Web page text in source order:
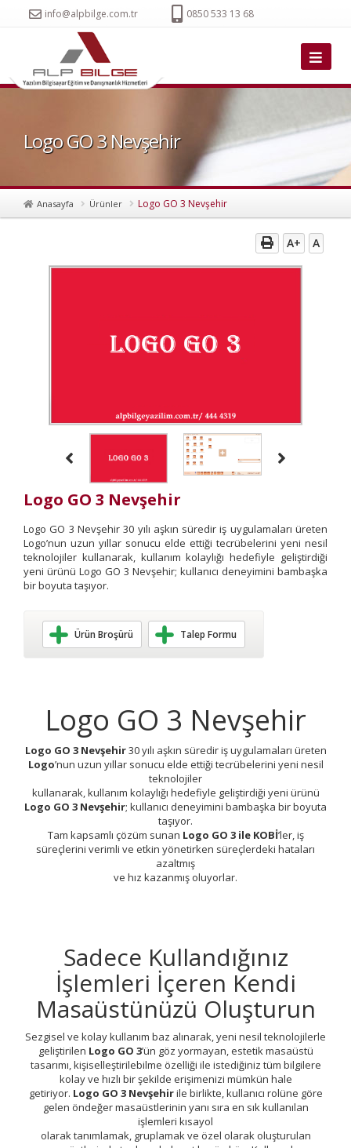
info@alpbilge.com.tr 0850 533 13 68
Logo GO 3 Nevşehir
Anasayfa Ürünler Logo GO 3 Nevşehir
A+ A
Logo GO 3 Nevşehir
Logo GO 3 Nevşehir 30 yılı aşkın süredir iş uygulamaları üreten
Logo’nun uzun yıllar sonucu elde ettiği tecrübelerini yeni nesil
teknolojiler kullanarak, kullanım kolaylığı hedefiyle geliştirdiği
yeni ürünü Logo GO 3 Nevşehir; kullanıcı deneyimini bambaşka
bir boyuta taşıyor.
Ürün Broşürü Talep Formu
Logo GO 3 Nevşehir
Logo GO 3 Nevşehir30 yılı aşkın süredir iş uygulamaları üreten
Logo’nun uzun yıllar sonucu elde ettiği tecrübelerini yeni nesil
teknolojiler
kullanarak, kullanım kolaylığı hedefiyle geliştirdiği yeni ürünü
Logo GO 3 Nevşehir; kullanıcı deneyimini bambaşka bir boyuta
taşıyor.
Tam kapsamlı çözüm sunan Logo GO 3 ile KOBİ’ler, iş
süreçlerini verimli ve etkin yönetirken süreçlerdeki hataları
azaltmış
ve hız kazanmış oluyorlar.
Sadece Kullandığınız
İşlemleri İçeren Kendi
Masaüstünüzü Oluşturun
Sezgisel ve kolay kullanım baz alınarak, yeni nesil teknolojilerle
geliştirilen Logo GO 3’ün göz yormayan, estetik masaüstü
tasarımı, kişiselleştirilebilme özelliği ile istediğiniz tüm bilgilere
kolay ve hızlı bir şekilde erişimenizi mümkün hale
getiriyor. Logo GO 3 Nevşehirile birlikte, kullanıcı rolüne göre
gelen öndeğer masaüstlerinin yanı sıra en sık kullanılan
işlemleri kısayol
olarak tanımlamak, gruplamak ve özel olarak oluşturulan